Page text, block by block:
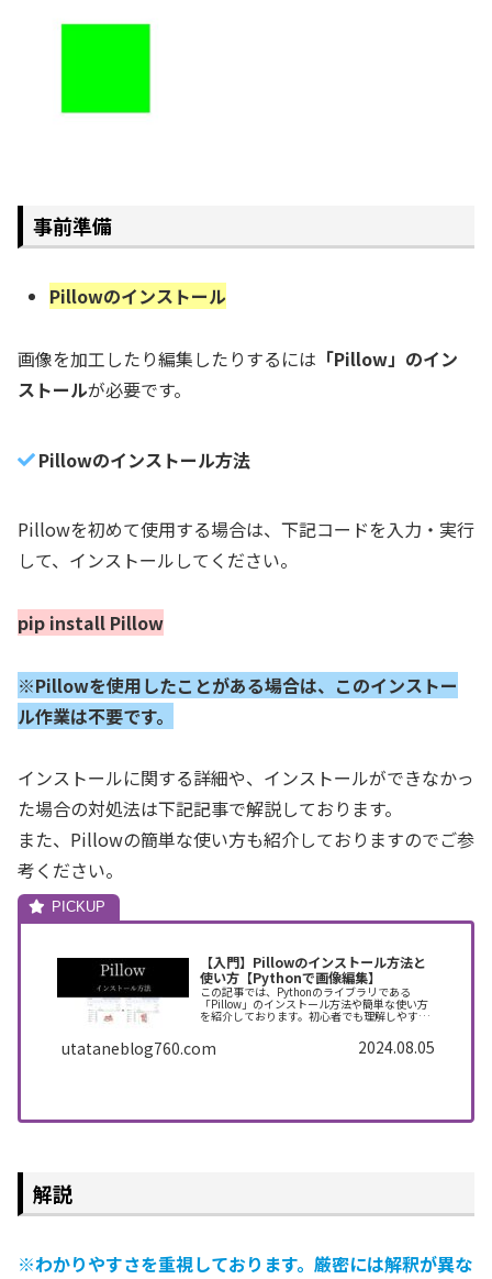
事前準備
Pillowのインストール
画像を加工したり編集したりするには 「Pillow」のイン
ストールが必要です。
Pillowのインストール方法
Pillowを初めて使用する場合は、下記コードを入力・実行
して、インストールしてください。
pip install Pillow
※Pillowを使用したことがある場合は、このインストー
ル作業は不要です。
インストールに関する詳細や、インストールができなかっ
た場合の対処法は下記記事で解説しております。
また、Pillowの簡単な使い方も紹介しておりますのでご参
考ください。
【入門】Pillowのインストール方法と
使い方【Pythonで画像編集】
この記事では、Pythonのライブラリである
「Pillow」のインストール方法や簡単な使い方
を紹介しております。初心者でも理解しやすい
ますので、Pythonで画像編集したい方はぜひ最
後まで読んでいってください。
utataneblog760.com 2024.08.05
解説
※わかりやすさを重視しております。厳密には解釈が異な